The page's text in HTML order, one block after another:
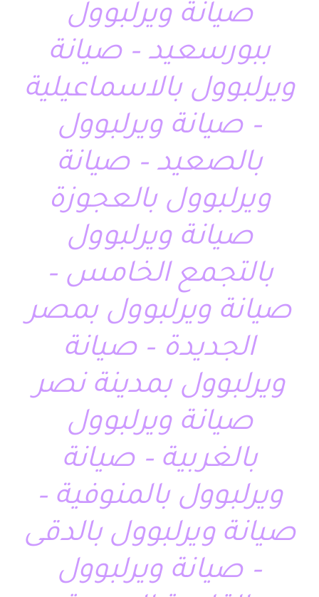
صيانة ويرلبوول
ببورسعيد – صيانة
ويرلبوول بالاسماعيلية
– صيانة ويرلبوول
بالصعيد – صيانة
ويرلبوول بالعجوزة
صيانة ويرلبوول
بالتجمع الخامس –
صيانة ويرلبوول بمصر
الجديدة – صيانة
ويرلبوول بمدينة نصر
صيانة ويرلبوول
بالغربية – صيانة
ويرلبوول بالمنوفية –
صيانة ويرلبوول بالدقى
– صيانة ويرلبوول